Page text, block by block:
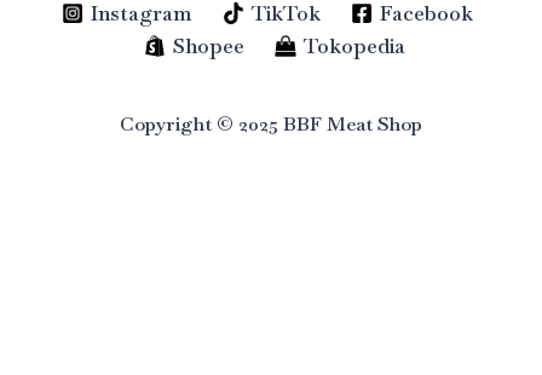
Instagram TikTok
Facebook
Shopee
Tokopedia
Copyright © 2025 BBF Meat Shop